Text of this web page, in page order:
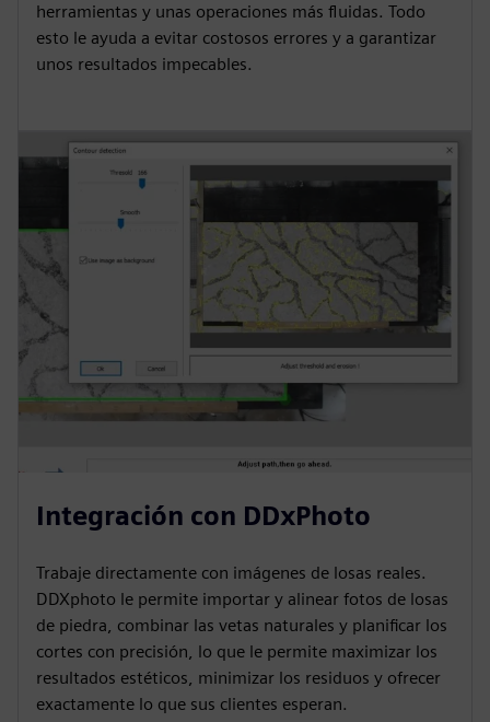
herramientas y unas operaciones más fluidas. Todo
esto le ayuda a evitar costosos errores y a garantizar
unos resultados impecables.
Integración con DDxPhoto
Trabaje directamente con imágenes de losas reales.
DDXphoto le permite importar y alinear fotos de losas
de piedra, combinar las vetas naturales y planificar los
cortes con precisión, lo que le permite maximizar los
resultados estéticos, minimizar los residuos y ofrecer
exactamente lo que sus clientes esperan.